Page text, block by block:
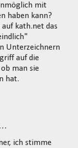
mit
haben kann?
kath.net das
Unterzeichnern
auf die
man sie
hat.
ich stimme